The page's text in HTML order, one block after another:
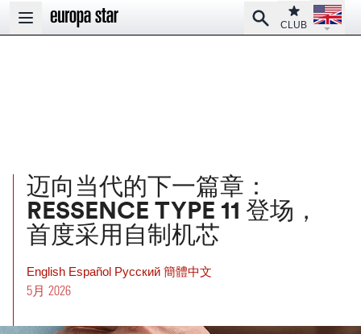
Open main menu
SearchClub
CLUB
Open
迈向当代的下一篇章：
RESSENCE TYPE 11 登场，
首度采用自制机芯
English Español Pусский 簡體中文
5月 2026